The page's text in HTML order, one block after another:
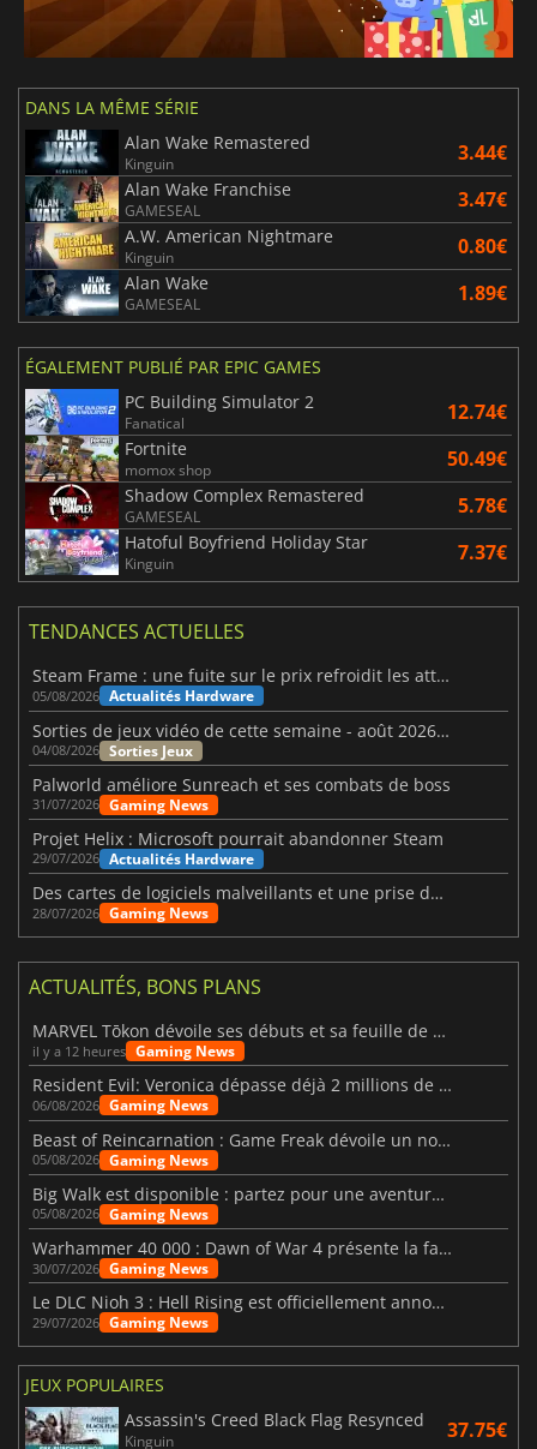
DANS LA MÊME SÉRIE
Alan Wake Remastered
Kinguin 3.44€
Alan Wake Franchise
GAMESEAL 3.47€
A.W. American Nightmare
Kinguin 0.80€
Alan Wake
GAMESEAL 1.89€
ÉGALEMENT PUBLIÉ PAR EPIC GAMES
PC Building Simulator 2
Fanatical 12.74€
Fortnite
momox shop 50.49€
Shadow Complex Remastered
GAMESEAL 5.78€
Hatoful Boyfriend Holiday Star
Kinguin 7.37€
TENDANCES ACTUELLES
Steam Frame : une fuite sur le prix refroidit les attentes VR
05/08/2026 Actualités Hardware
Sorties de jeux vidéo de cette semaine - août 2026 (semaine 32)
04/08/2026 Sorties Jeux
Palworld améliore Sunreach et ses combats de boss
31/07/2026 Gaming News
Projet Helix : Microsoft pourrait abandonner Steam
29/07/2026 Actualités Hardware
Des cartes de logiciels malveillants et une prise de contrôle de Discord ont touché Meccha Chameleon
28/07/2026 Gaming News
ACTUALITÉS, BONS PLANS
MARVEL Tōkon dévoile ses débuts et sa feuille de route
il y a 12 heures Gaming News
Resident Evil: Veronica dépasse déjà 2 millions de wishlists
06/08/2026 Gaming News
Beast of Reincarnation : Game Freak dévoile un nouveau pari
05/08/2026 Gaming News
Big Walk est disponible : partez pour une aventure entre amis
05/08/2026 Gaming News
Warhammer 40 000 : Dawn of War 4 présente la faction des Nécrons
30/07/2026 Gaming News
Le DLC Nioh 3 : Hell Rising est officiellement annoncé
29/07/2026 Gaming News
JEUX POPULAIRES
Assassin's Creed Black Flag Resynced
Kinguin 37.75€